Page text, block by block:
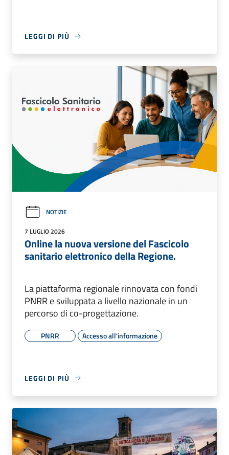
LEGGI DI PIÙ
NOTIZIE
7 LUGLIO 2026
Online la nuova versione del Fascicolo
sanitario elettronico della Regione.
La piattaforma regionale rinnovata con fondi
PNRR e sviluppata a livello nazionale in un
percorso di co-progettazione.
PNRR Accesso all'informazione
LEGGI DI PIÙ